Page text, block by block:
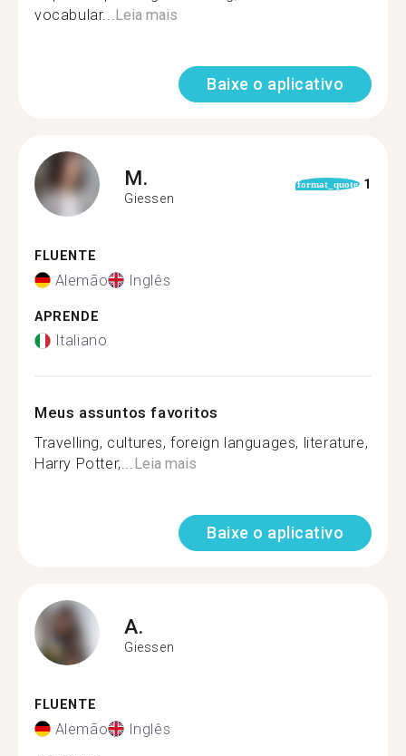
vocabular...Leia mais
Baixe o aplicativo
M.
Giessen
format_quote 1
FLUENTE
Alemão Inglês
APRENDE
Italiano
Meus assuntos favoritos
Travelling, cultures, foreign languages, literature,
Harry Potter,...Leia mais
Baixe o aplicativo
A.
Giessen
FLUENTE
Alemão Inglês